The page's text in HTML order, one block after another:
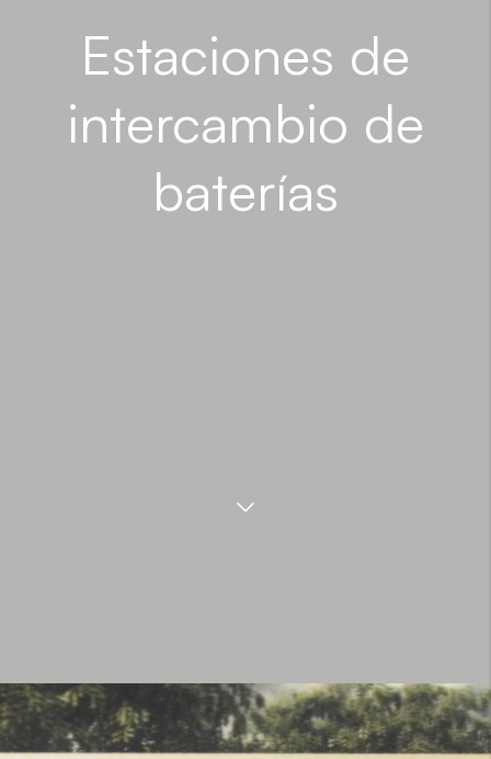
Estaciones de
intercambio de
baterías
Comercial. Kigali (Ruanda) y Nairobi
(Kenia). Finalizado. 2023